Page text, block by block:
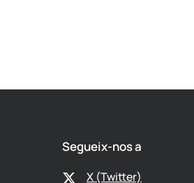
Segueix-nos a
X (Twitter)